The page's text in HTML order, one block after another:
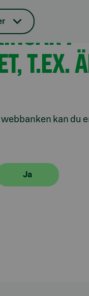
I
T.EX.
kan du
Ja